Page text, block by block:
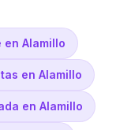
Alamillo
en Alamillo
en Alamillo